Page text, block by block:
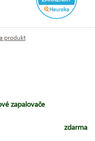
produkt
zapalovače
zdarma